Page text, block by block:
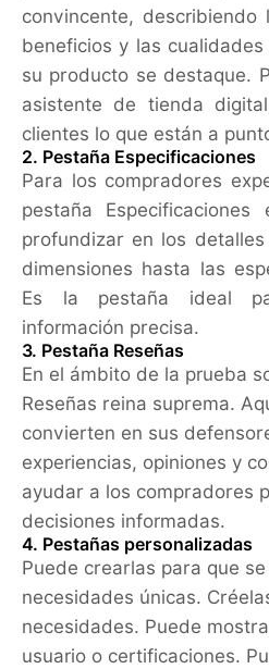
convincente, describiendo
beneficios y las
su producto se destaque.
asistente de tienda
clientes lo que están a
2. Pestaña Especificaciones
Para los compradores
pestaña
profundizar en los
dimensiones hasta las
Es la pestaña ideal
información precisa.
3. Pestaña Reseñas
En el ámbito de la prueba
Reseñas reina suprema.
convierten en sus
experiencias, opiniones y
ayudar a los compradores
decisiones informadas.
4. Pestañas personalizadas
Puede crearlas para que
necesidades únicas.
necesidades. Puede
usuario o certificaciones.